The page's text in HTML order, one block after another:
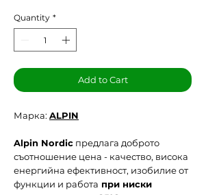
Quantity *
Add to Cart
Марка: ALPIN
Alpin Nordic предлага доброто
съотношение цена - качество, висока
енергийна ефективност, изобилие от
функции и работа при ниски